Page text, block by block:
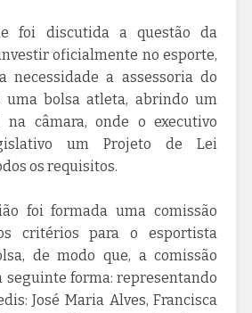
foi discutida a questão da
oficialmente no esporte,
necessidade a assessoria do
uma bolsa atleta, abrindo um
na câmara, onde o executivo
um Projeto de Lei
os requisitos.
foi formada uma comissão
critérios para o esportista
de modo que, a comissão
seguinte forma: representando
José Maria Alves, Francisca